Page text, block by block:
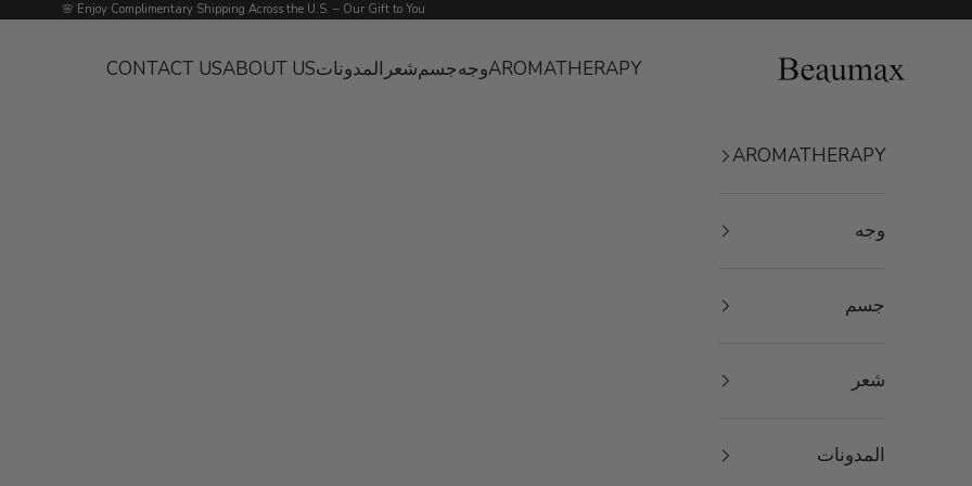
التخطي إلى المحتوى Enjoy Complimentary Shipping Across the U.S. – Our Gift to You 🌸
Beaumax
AROMATHERAPYوجهجسمشعر المدوناتABOUT US
CONTACT US
AROMATHERAPY
وجه
جسم
شعر
المدونات